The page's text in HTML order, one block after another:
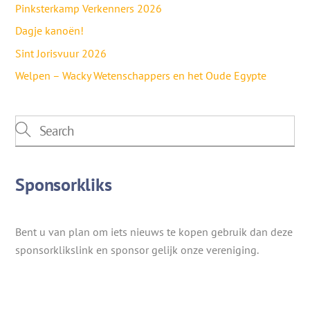
Pinksterkamp Verkenners 2026
Dagje kanoën!
Sint Jorisvuur 2026
Welpen – Wacky Wetenschappers en het Oude Egypte
Sponsorkliks
Bent u van plan om iets nieuws te kopen gebruik dan deze
sponsorklikslink en sponsor gelijk onze vereniging.